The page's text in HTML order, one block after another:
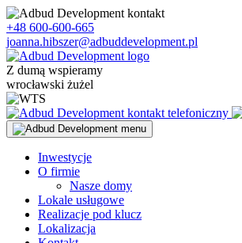
Skip
to
content
+48 600-600-665
joanna.hibszer@adbuddevelopment.pl
Z dumą wspieramy
wrocławski żużel
Inwestycje
O firmie
Nasze domy
Lokale usługowe
Realizacje pod klucz
Lokalizacja